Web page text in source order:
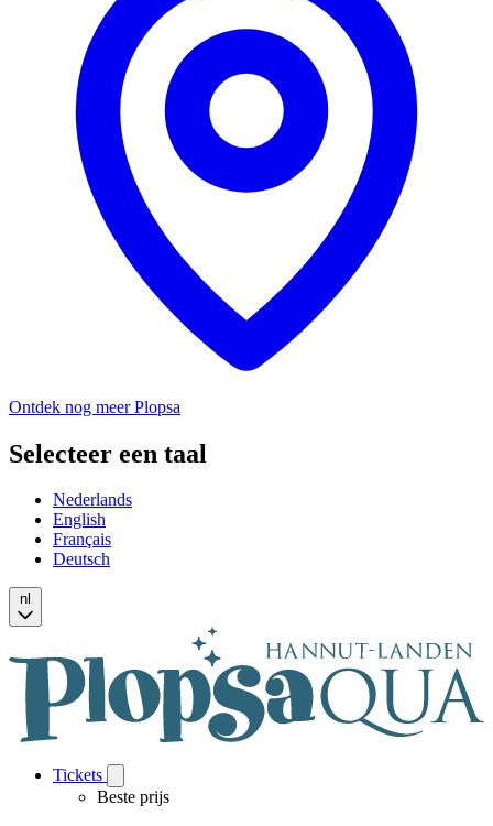
Ontdek nog meer Plopsa
Selecteer een taal
Nederlands
English
Français
Deutsch
nl
Tickets
Tickets
submenu
Beste prijs